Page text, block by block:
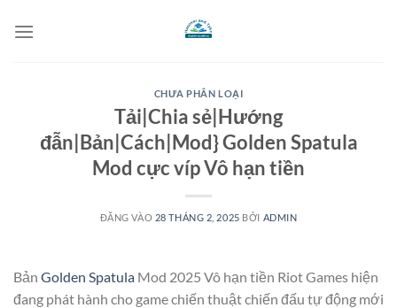
qua
CHƯA PHÂN LOẠI
Tải|Chia sẻ|Hướng
đẫn|Bản|Cách|Mod} Golden Spatula
Mod cực víp Vô hạn tiền
ĐĂNG VÀO 28 THÁNG 2, 2025 BỞI ADMIN
Bản Golden Spatula Mod 2025 Vô hạn tiền Riot Games hiện
đang phát hành cho game chiến thuật chiến đấu tự động mới